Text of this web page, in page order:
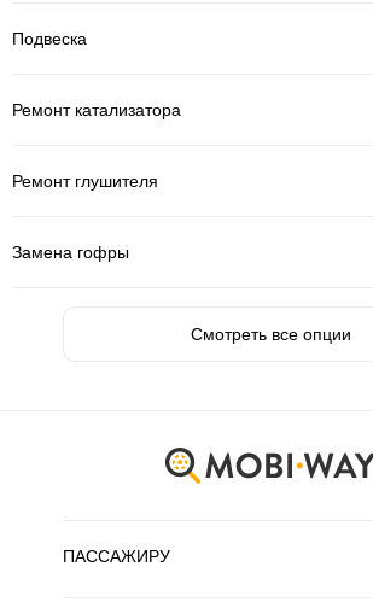
Подвеска
Ремонт катализатора
Ремонт глушителя
Замена гофры
Смотреть все опции
ПАССАЖИРУ